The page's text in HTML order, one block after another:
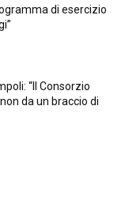
di esercizio
“Il Consorzio
da un braccio di